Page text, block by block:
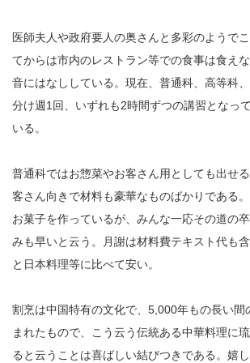
医師夫人や政府要人の奥さんと多彩のようで
てからは市内のレストラン等での食事は食え
音にはなししている。現在、普通科、高等科
分け週1回、いずれも2時間ずつの講習となっ
いる。
普通科ではお惣菜やお客さん用としても出せ
客さん向きで材料も豪華なものばかりである
お菓子を作っているが、みんな一応その道の
みも早いと云う。月謝は材料費テキスト代も含
と日本料理等に比べて安い。
割烹は中国特有の文化で、5,000年もの長い間
まれたもので、こう云う伝統ある中華料理に
ると云うことは喜ばしい結びつきである。嬉